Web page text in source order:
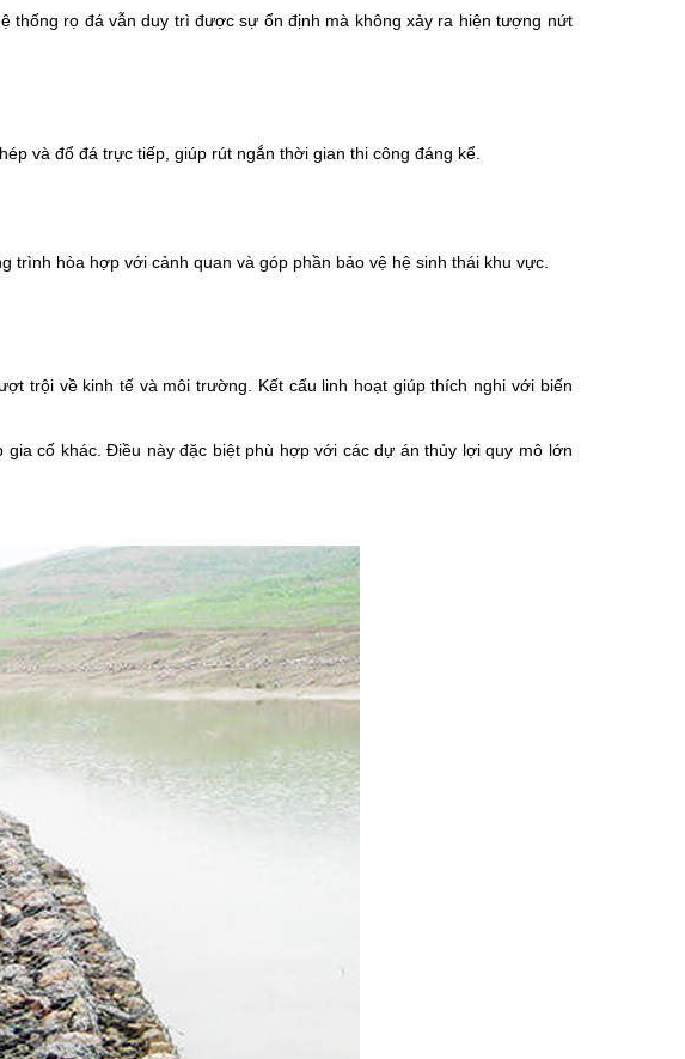
thống rọ đá vẫn duy trì được sự ổn định mà không xảy ra hiện tượng nứt
và đổ đá trực tiếp, giúp rút ngắn thời gian thi công đáng kể.
trình hòa hợp với cảnh quan và góp phần bảo vệ hệ sinh thái khu vực.
trội về kinh tế và môi trường. Kết cấu linh hoạt giúp thích nghi với biến
cố khác. Điều này đặc biệt phù hợp với các dự án thủy lợi quy mô lớn